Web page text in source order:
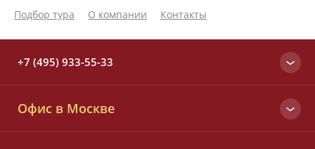
Подбор тура О компании Контакты
+7 (495) 933-55-33
+7 (495) 933-55-33
Офис в Москве